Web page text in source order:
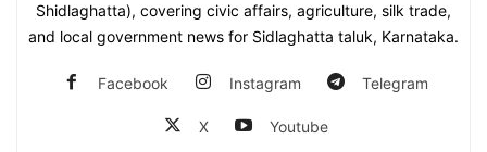
Shidlaghatta), covering civic affairs, agriculture, silk trade,
and local government news for Sidlaghatta taluk, Karnataka.
Facebook Instagram Telegram
X Youtube